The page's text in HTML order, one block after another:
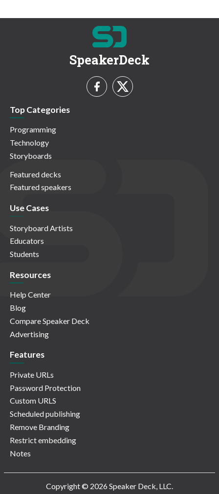
SpeakerDeck
Top Categories
Programming
Technology
Storyboards
Featured decks
Featured speakers
Use Cases
Storyboard Artists
Educators
Students
Resources
Help Center
Blog
Compare Speaker Deck
Advertising
Features
Private URLs
Password Protection
Custom URLS
Scheduled publishing
Remove Branding
Restrict embedding
Notes
Copyright © 2026 Speaker Deck, LLC.